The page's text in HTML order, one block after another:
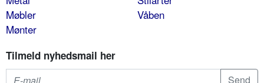
Møbler
Mønter
Våben
Tilmeld nyhedsmail her